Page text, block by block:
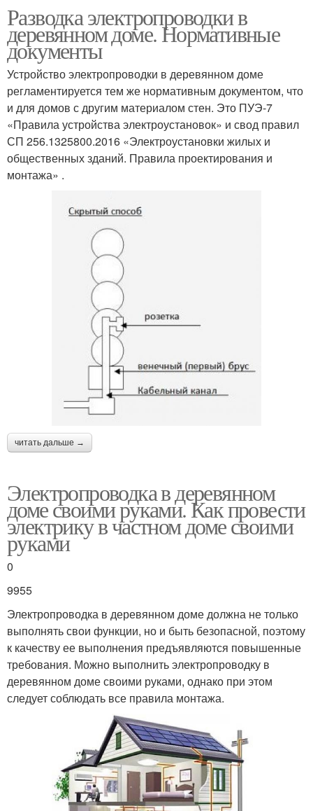
Разводка электропроводки в
деревянном доме. Нормативные
документы
Устройство электропроводки в деревянном доме
регламентируется тем же нормативным документом, что
и для домов с другим материалом стен. Это ПУЭ-7
«Правила устройства электроустановок» и свод правил
СП 256.1325800.2016 «Электроустановки жилых и
общественных зданий. Правила проектирования и
монтажа» .
читать дальше →
Электропроводка в деревянном
доме своими руками. Как провести
электрику в частном доме своими
руками
0
9955
Электропроводка в деревянном доме должна не только
выполнять свои функции, но и быть безопасной, поэтому
к качеству ее выполнения предъявляются повышенные
требования. Можно выполнить электропроводку в
деревянном доме своими руками, однако при этом
следует соблюдать все правила монтажа.